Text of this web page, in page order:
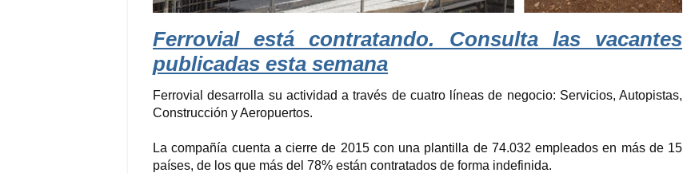
Ferrovial está contratando. Consulta las vacantes
publicadas esta semana
Ferrovial desarrolla su actividad a través de cuatro líneas de negocio: Servicios, Autopistas,
Construcción y Aeropuertos.
La compañía cuenta a cierre de 2015 con una plantilla de 74.032 empleados en más de 15
países, de los que más del 78% están contratados de forma indefinida.